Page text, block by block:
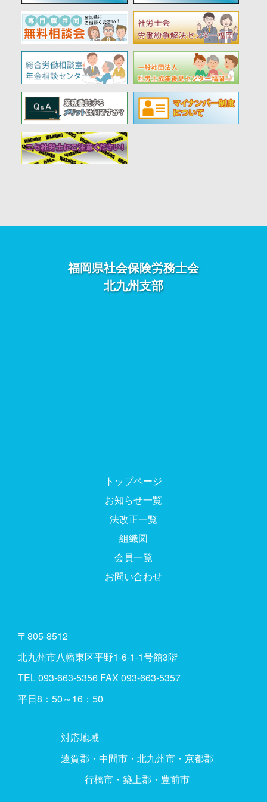
福岡県社会保険労務士会
北九州支部
トップページ
お知らせ一覧
法改正一覧
組織図
会員一覧
お問い合わせ
〒805-8512
北九州市八幡東区平野1-6-1-1号館3階
TEL093-663-5356 FAX 093-663-5357
平日8：50～16：50
対応地域
遠賀郡・中間市・北九州市・京都郡
行橋市・築上郡・豊前市